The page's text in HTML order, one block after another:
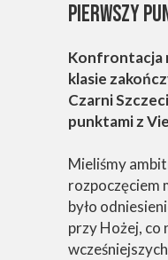
Konfrontacja
klasie
Czarni
punktami z
Mieliśmy
rozpoczęciem
było
przy Hożej, co
PIERWSZY